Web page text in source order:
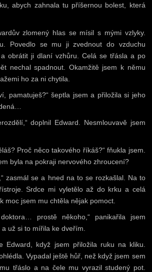
abych zahnala tu příšernou bolest, která
zlomený hlas se mísil s mými vzlyky.
Povedlo se mu ji zvednout do vzduchu
a obrátit ji dlaní vzhůru. Celá se třásla a po
nechal spadnout. Okamžitě jsem k němu
ho za ni chytila.
pamatuješ?“ šeptla jsem a přiložila si jeho
doplnil Edward. Nesmlouvavě jsem
Proč něco takového říkáš?“ fňukla jsem.
byla na pokraji nervového zhroucení?
zasmál se a hned na to se rozkašlal. Na to
Srdce mi vyletělo až do krku a celá
moc jsem mu chtěla nějak pomoct.
prostě někoho,“ panikařila jsem
už si to mířila ke dveřím.
Edward, když jsem přiložila ruku na kliku.
Vypadal ještě hůř, než když jsem sem
třáslo a na čele mu vyrazil studený pot.